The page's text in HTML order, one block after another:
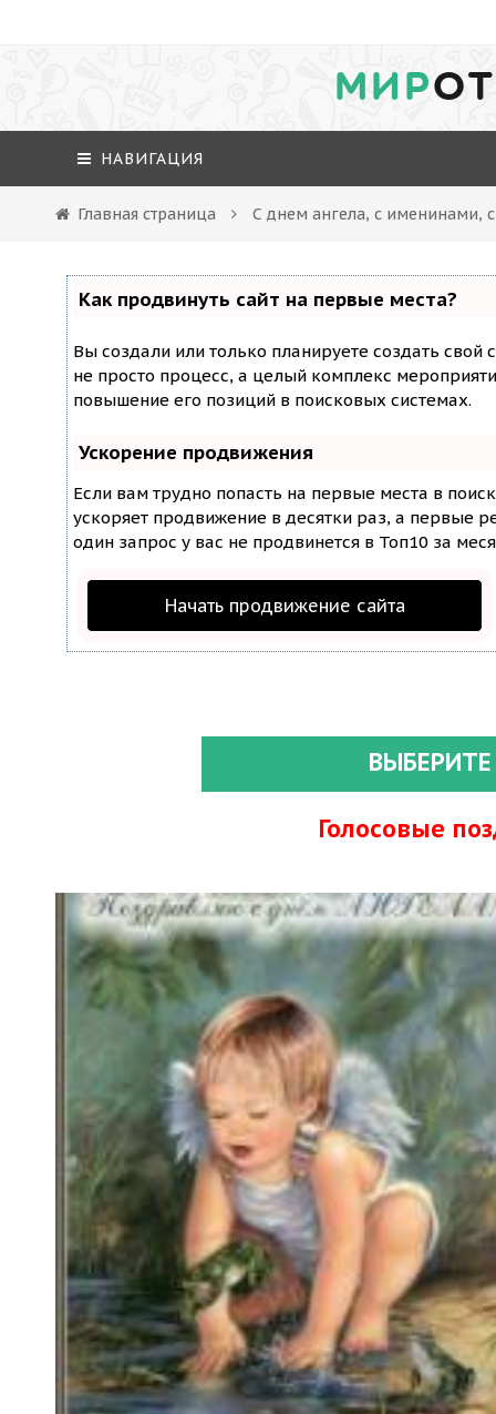
МИР
НАВИГАЦИЯ
Главная страница С днем ангела, с именинами,
Как продвинуть сайт на первые места?
Вы создали или только планируете создать свой
не просто процесс, а целый комплекс
повышение его позиций в поисковых системах.
Ускорение продвижения
Если вам трудно попасть на первые места в
ускоряет продвижение в десятки раз, а первые
один запрос у вас не продвинется в Топ10 за
Начать продвижение сайта
Голосовые